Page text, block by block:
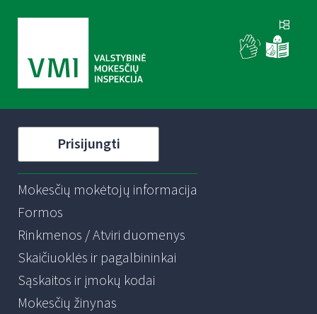
Prisijungti
Mokesčių mokėtojų informacija
Formos
Rinkmenos / Atviri duomenys
Skaičiuoklės ir pagalbininkai
Sąskaitos ir įmokų kodai
Mokesčių žinynas